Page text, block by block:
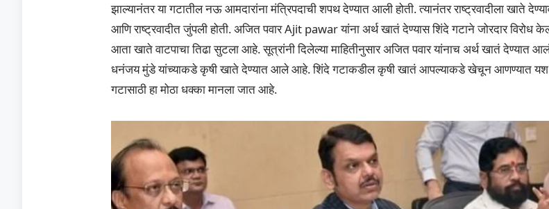
झाल्यानंतर या गटातील नऊ आमदारांना मंत्रिपदाची शपथ देण्यात आली होती. त्यानंतर राष्ट्रवादीला खाते
आणि राष्ट्रवादीत जुंपली होती. अजित पवार Ajit pawar यांना अर्थ खातं देण्यास शिंदे गटाने जोरदार विरोध
आता खाते वाटपाचा तिढा सुटला आहे. सूत्रांनी दिलेल्या माहितीनुसार अजित पवार यांनाच अर्थ खातं देण्यात
धनंजय मुंडे यांच्याकडे कृषी खाते देण्यात आले आहे. शिंदे गटाकडील कृषी खातं आपल्याकडे खेचून आणण्यात
गटासाठी हा मोठा धक्का मानला जात आहे.